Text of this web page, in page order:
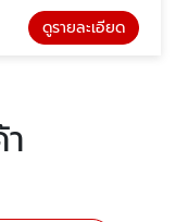
ดูรายละเอียด